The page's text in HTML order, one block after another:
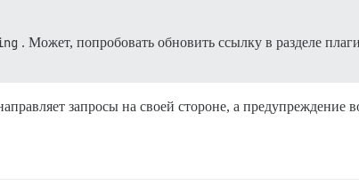
. Может, попробовать обновить ссылку в разделе
запросы на своей стороне, а предупреждение